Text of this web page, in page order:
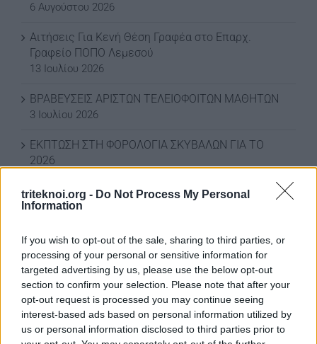
triteknoi.org - Do Not Process My Personal
Information
If you wish to opt-out of the sale, sharing to third parties, or
processing of your personal or sensitive information for
targeted advertising by us, please use the below opt-out
section to confirm your selection. Please note that after your
opt-out request is processed you may continue seeing
interest-based ads based on personal information utilized by
us or personal information disclosed to third parties prior to
6 Αυγούστου 2026
Αιτήσεις Για Κενή Θέση Γραφέα στο Επαρχ.
Γραφείο ΠΟΠΟ Λεμεσού
13 Ιουλίου 2026
ΒΡΑΒΕΥΣΕΙΣ ΑΡΙΣΤΩΝ ΤΕΛΕΙΟΦΟΙΤΩΝ ΜΑΘΗΤΩΝ
3 Ιουλίου 2026
ΕΚΠΤΩΣΗ ΣΤΗ ΦΟΡΟΛΟΓΙΑ ΣΚΥΒΑΛΩΝ ΓΙΑ ΤΟ
2026
ΕΚΠΤΩΣΗ ΣΤΑ ΣΚΥΒΑΛΑ ΑΠΟ ΔΗΜΟ ΛΕΥΚΩΣΙΑΣ
Water World Ayia Napa Cyprus ΕΚΠΤΩΣΗ ΓΙΑ 2026
8 Ιουνίου 2026
ΕΚΠΤΩΣΗ ΑΠΟ ΚΟΙΝΟΤΙΚΟ ΣΥΜΒΟΥΛΙΟ
ΜΑΡΩΝΙΟΥ
3 Ιουνίου 2026